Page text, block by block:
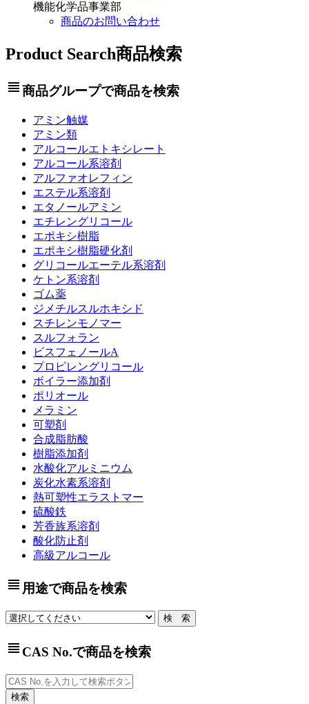
機能化学品事業部
商品のお問い合わせ
Product Search商品検索
view_headline商品グループで商品を検索
アミン触媒
アミン類
アルコールエトキシレート
アルコール系溶剤
アルファオレフィン
エステル系溶剤
エタノールアミン
エチレングリコール
エポキシ樹脂
エポキシ樹脂硬化剤
グリコールエーテル系溶剤
ケトン系溶剤
ゴム薬
ジメチルスルホキシド
スチレンモノマー
スルフォラン
ビスフェノールA
プロピレングリコール
ボイラー添加剤
ポリオール
メラミン
可塑剤
合成脂肪酸
樹脂添加剤
水酸化アルミニウム
炭化水素系溶剤
熱可塑性エラストマー
硫酸鉄
芳香族系溶剤
酸化防止剤
高級アルコール
view_headline 用途で商品を検索
view_headline CAS No.で商品を検索